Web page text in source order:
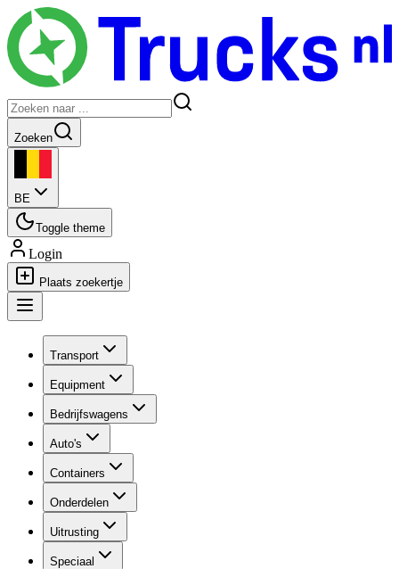
Zoeken
BE
Toggle theme
Login
Plaats zoekertje
Transport
Equipment
Bedrijfswagens
Auto's
Containers
Onderdelen
Uitrusting
Speciaal